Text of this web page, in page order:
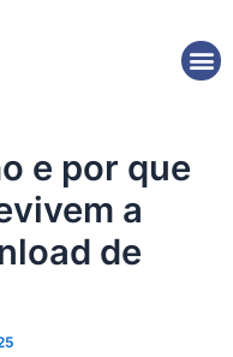
e por que
a
de